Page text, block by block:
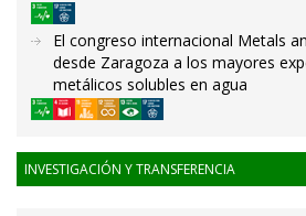
El congreso internacional Metals
desde Zaragoza a los mayores
metálicos solubles en agua
INVESTIGACIÓN Y TRANSFERENCIA